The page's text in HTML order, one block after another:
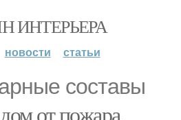
ИНТЕРЬЕРА
новости статьи
составы